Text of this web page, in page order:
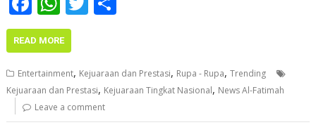
ac
e
b
o
o
h
at
s
A
p
er e
READ MORE
Entertainment, Kejuaraan dan Prestasi, Rupa - Rupa,Trending
Kejuaraan dan Prestasi, Kejuaraan Tingkat Nasional, News Al-Fatimah
Leave a comment